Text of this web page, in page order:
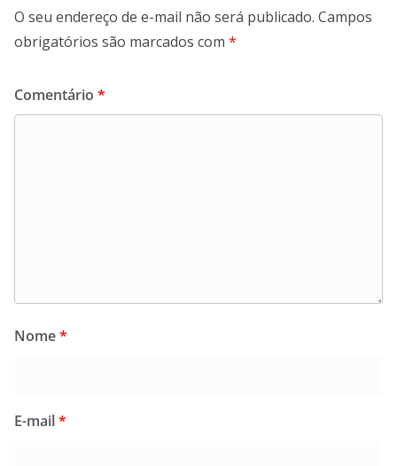
O seu endereço de e-mail não será publicado. Campos
obrigatórios são marcados com *
Comentário *
Nome*
E-mail*